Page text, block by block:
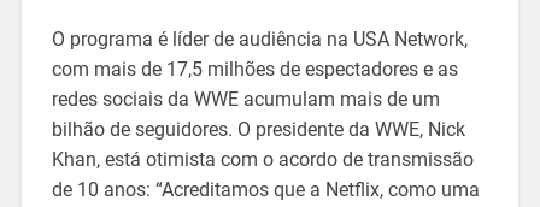
O programa é líder de audiência na USA Network,
com mais de 17,5 milhões de espectadores e as
redes sociais da WWE acumulam mais de um
bilhão de seguidores. O presidente da WWE, Nick
Khan, está otimista com o acordo de transmissão
de 10 anos: “Acreditamos que a Netflix, como uma